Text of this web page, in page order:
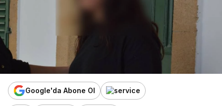
Google'da Abone Ol